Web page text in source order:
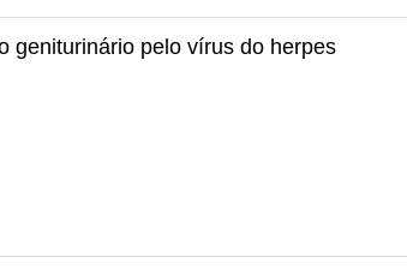
geniturinário pelo vírus do herpes